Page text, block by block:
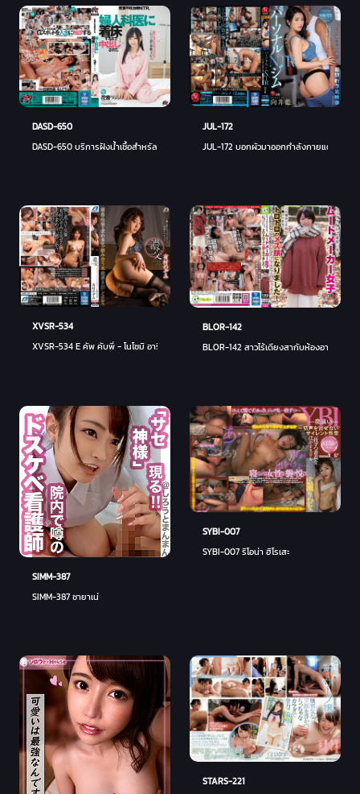
DASD-650
DASD-650 บริการฝังน้ำเชื้อสำหรัลคนมีบุตรยาก
JUL-172
JUL-172 บอกผัวมาออกกำลังกายแต่มาเอากั
XVSR-534
XVSR-534 E คัพ คับพี่ - โนโซมิ อาริมูระ
BLOR-142
BLOR-142 สาวไร้เดียงสากับห้องอาบน้ำตัว
SIMM-387
SIMM-387 ซายาเน่
SYBI-007
SYBI-007 ริโอน่า ฮิโรเสะ
STARS-221